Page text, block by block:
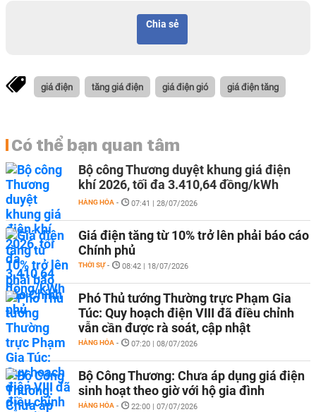
Chia sẻ
giá điện tăng giá điện giá điện gió giá điện tăng
Có thể bạn quan tâm
Bộ công Thương duyệt khung giá điện
khí 2026, tối đa 3.410,64 đồng/kWh
HÀNG HÓA - 07:41 | 28/07/2026
Giá điện tăng từ 10% trở lên phải báo cáo
Chính phủ
THỜI SỰ - 08:42 | 18/07/2026
Phó Thủ tướng Thường trực Phạm Gia
Túc: Quy hoạch điện VIII đã điều chỉnh
vẫn cần được rà soát, cập nhật
HÀNG HÓA - 07:20 | 08/07/2026
Bộ Công Thương: Chưa áp dụng giá điện
sinh hoạt theo giờ với hộ gia đình
HÀNG HÓA - 22:00 | 07/07/2026